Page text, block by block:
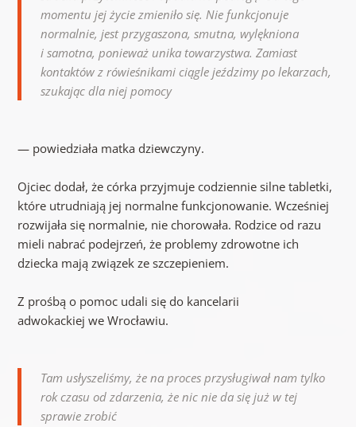
momentu jej życie zmieniło się. Nie funkcjonuje
normalnie, jest przygaszona, smutna, wylękniona
i samotna, ponieważ unika towarzystwa. Zamiast
kontaktów z rówieśnikami ciągle jeździmy po lekarzach,
szukając dla niej pomocy
— powiedziała matka dziewczyny.
Ojciec dodał, że córka przyjmuje codziennie silne tabletki,
które utrudniają jej normalne funkcjonowanie. Wcześniej
rozwijała się normalnie, nie chorowała. Rodzice od razu
mieli nabrać podejrzeń, że problemy zdrowotne ich
dziecka mają związek ze szczepieniem.
Z prośbą o pomoc udali się do kancelarii
adwokackiej we Wrocławiu.
Tam usłyszeliśmy, że na proces przysługiwał nam tylko
rok czasu od zdarzenia, że nic nie da się już w tej
sprawie zrobić